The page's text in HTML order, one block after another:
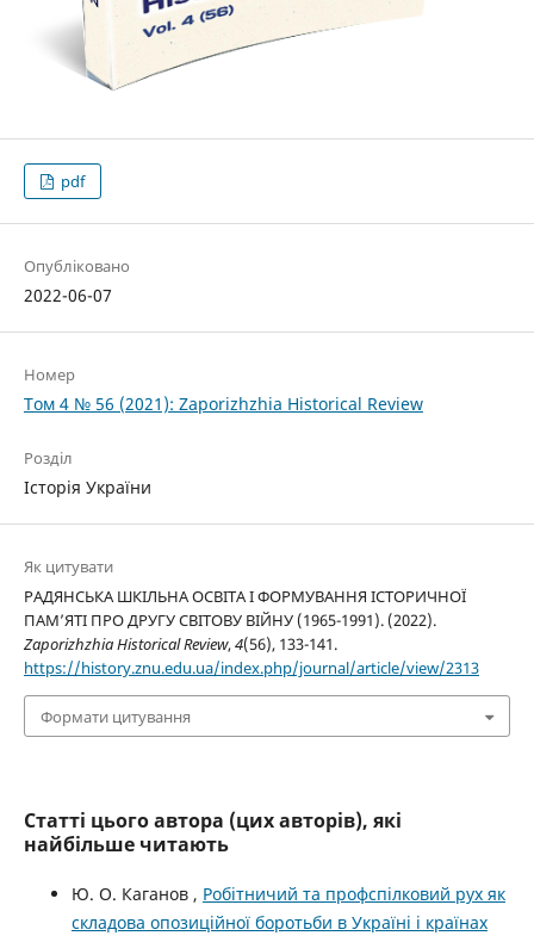
pdf
Опубліковано
2022-06-07
Номер
Том 4 № 56 (2021): Zaporizhzhia Historical Review
Розділ
Історія України
Як цитувати
РАДЯНСЬКА ШКІЛЬНА ОСВІТА І ФОРМУВАННЯ ІСТОРИЧНОЇ
ПАМ’ЯТІ ПРО ДРУГУ СВІТОВУ ВІЙНУ (1965-1991). (2022).
Zaporizhzhia Historical Review,4(56), 133-141.
https://history.znu.edu.ua/index.php/journal/article/view/2313
Формати цитування
Статті цього автора (цих авторів), які
найбільше читають
Ю. О. Каганов , Робітничий та профспілковий рух як
складова опозиційної боротьби в Україні і країнах